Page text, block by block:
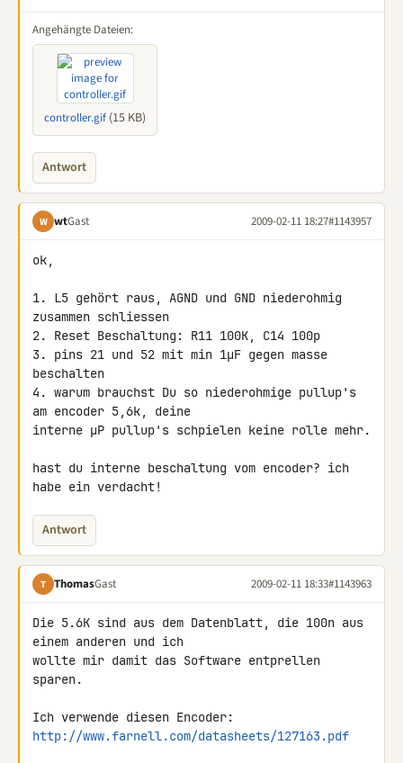
Angehängte Dateien:
controller.gif (15 KB)
Antwort
W wtGast 2009-02-11 18:27#1143957
ok,
1. L5 gehört raus, AGND und GND niederohmig
zusammen schliessen
2. Reset Beschaltung: R11 100K, C14 100p
3. pins 21 und 52 mit min 1µF gegen masse
beschalten
4. warum brauchst Du so niederohmige pullup's
am encoder 5,6k, deine
interne µP pullup's schpielen keine rolle mehr.
hast du interne beschaltung vom encoder? ich
habe ein verdacht!
Antwort
T ThomasGast 2009-02-11 18:33#1143963
Die 5.6K sind aus dem Datenblatt, die 100n aus
einem anderen und ich
wollte mir damit das Software entprellen
sparen.
http://www.farnell.com/datasheets/127163.pdf